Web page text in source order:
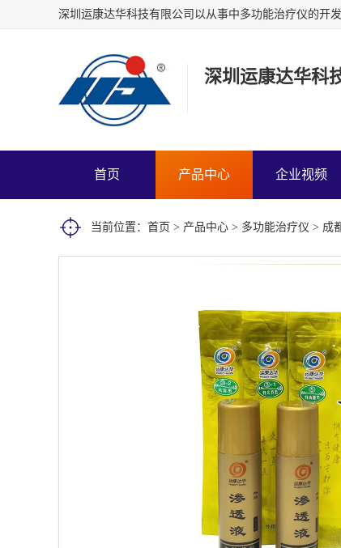
深圳运康达华科
首页 产品中心 企业视频
当前位置： 首页 > 产品中心 > 多功能治疗仪 > 成